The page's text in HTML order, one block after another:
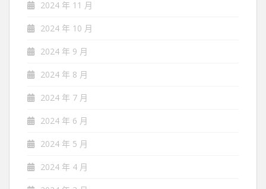
2024 年 11 月
2024 年 10 月
2024 年 9 月
2024 年 8 月
2024 年 7 月
2024 年 6 月
2024 年 5 月
2024 年 4 月